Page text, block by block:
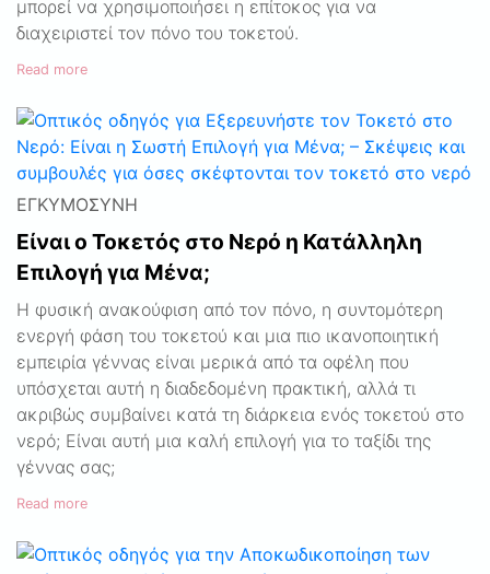
μπορεί να χρησιμοποιήσει η επίτοκος για να
διαχειριστεί τον πόνο του τοκετού.
Read more
ΕΓΚΥΜΟΣΎΝΗ
Είναι ο Τοκετός στο Νερό η Κατάλληλη
Επιλογή για Μένα;
Η φυσική ανακούφιση από τον πόνο, η συντομότερη
ενεργή φάση του τοκετού και μια πιο ικανοποιητική
εμπειρία γέννας είναι μερικά από τα οφέλη που
υπόσχεται αυτή η διαδεδομένη πρακτική, αλλά τι
ακριβώς συμβαίνει κατά τη διάρκεια ενός τοκετού στο
νερό; Είναι αυτή μια καλή επιλογή για το ταξίδι της
γέννας σας;
Read more